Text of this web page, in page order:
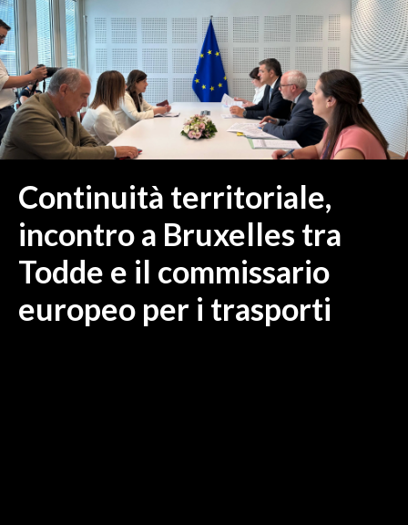
MEDIO CAMPIDANO
ORISTANO E PROVINCIA
SASSARI E PROVINCIA
GALLURA
NUORO E PROVINCIA
OGLIASTRA
ITALIA
MONDO
POLITICA
Continuità territoriale,
incontro a Bruxelles tra
Todde e il commissario
europeo per i trasporti